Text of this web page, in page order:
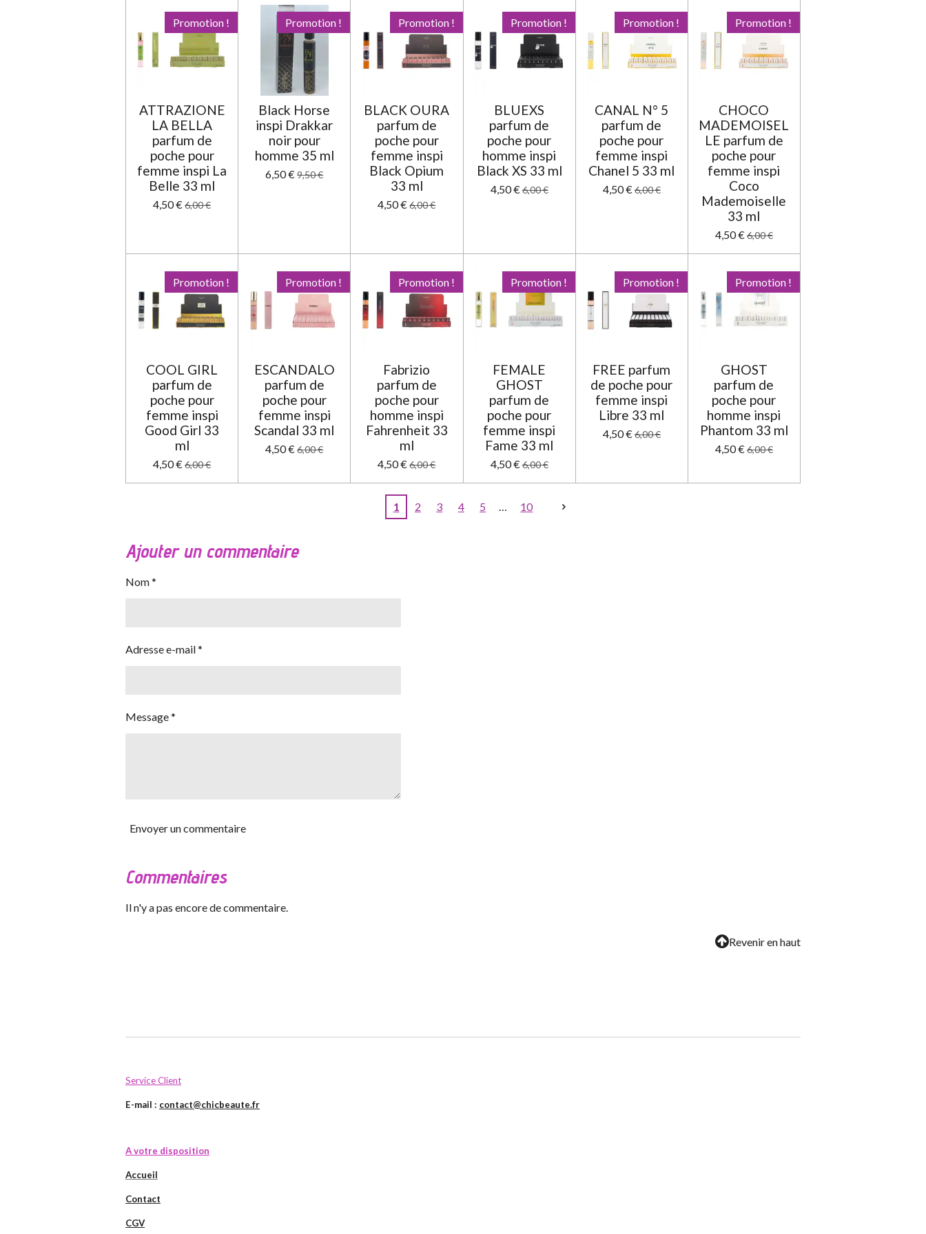
e
s
e
s
e
s
e
s
Promotion !
ATTRAZIONE
LA BELLA
parfum de
poche pour
femme inspi La
Belle 33 ml
4,50 €6,00 €
Promotion !
Black Horse
inspi Drakkar
noir pour
homme 35 ml
6,50 €9,50 €
Promotion !
BLACK OURA
parfum de
poche pour
femme inspi
Black Opium
33 ml
4,50 € 6,00 €
Promotion !
BLUEXS
parfum de
poche pour
homme inspi
Black XS 33 ml
4,50 €6,00 €
Promotion !
CANAL N° 5
parfum de
poche pour
femme inspi
Chanel 5 33 ml
4,50 €6,00 €
Promotion !
CHOCO
MADEMOISEL
LE parfum de
poche pour
femme inspi
Coco
Mademoiselle
33 ml
4,50 €6,00 €
Promotion !
COOL GIRL
parfum de
poche pour
femme inspi
Good Girl 33
ml
4,50 €6,00 €
Promotion !
ESCANDALO
parfum de
poche pour
femme inspi
Scandal 33 ml
4,50 €6,00 €
Promotion !
Fabrizio
parfum de
poche pour
homme inspi
Fahrenheit 33
ml
4,50 € 6,00 €
Promotion !
FEMALE
GHOST
parfum de
poche pour
femme inspi
Fame 33 ml
4,50 €6,00 €
Promotion !
FREE parfum
de poche pour
femme inspi
Libre 33 ml
4,50 €6,00 €
Promotion !
GHOST
parfum de
poche pour
homme inspi
Phantom 33 ml
4,50 €6,00 €
1 2 3 4 5 10
Ajouter un commentaire
Nom *
Adresse e-mail *
Message *
Envoyer un commentaire
Commentaires
Il n'y a pas encore de commentaire.
Revenir en haut
Service Client
E-mail : contact@chicbeaute.fr
A votre disposition
Accueil
Contact
CGV